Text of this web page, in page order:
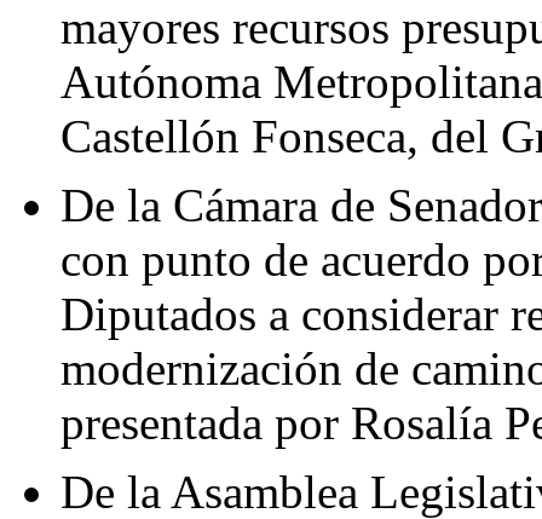
mayores recursos
Autónoma
Castellón Fonseca, del
De la Cámara de
con punto de acuerdo
Diputados a considerar
modernización de
presentada por Rosalía
De la Asamblea